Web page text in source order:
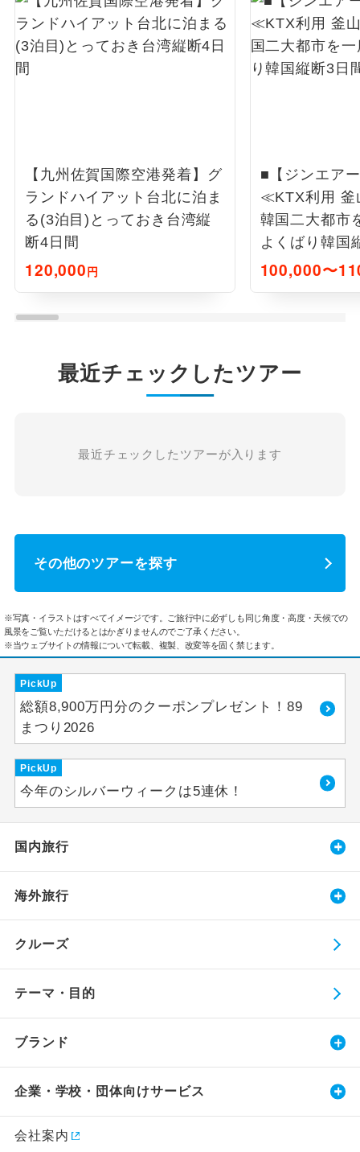
【九州佐賀国際空港発着】グ
ランドハイアット台北に泊ま
る(3泊目)とっておき台湾縦
断4日間
120,000円
■【ジンエア
≪KTX利用
韓国二大都市
よくばり韓国
100,000〜
最近チェックしたツアー
最近チェックしたツアーが入ります
その他のツアーを探す
※写真・イラストはすべてイメージです。ご旅行中に必ずしも同じ角度・高度・天候での
風景をご覧いただけるとはかぎりませんのでご了承ください。
※当ウェブサイトの情報について転載、複製、改変等を固く禁じます。
PickUp
総額8,900万円分のクーポンプレゼント！89
まつり2026
PickUp
今年のシルバーウィークは5連休！
国内旅行
海外旅行
クルーズ
テーマ・目的
ブランド
企業・学校・団体向けサービス
会社案内